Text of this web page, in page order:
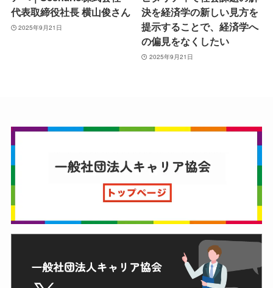
代表取締役社長 横山俊さん
2025年9月21日
決を経済学の新しい見方を
提示することで、経済学へ
の偏見をなくしたい
2025年9月21日